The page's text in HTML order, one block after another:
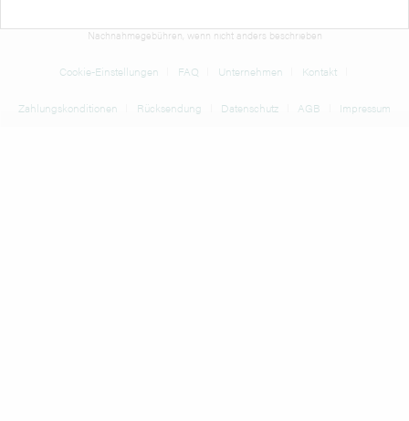
Nachnahmegebühren, wenn nicht anders beschrieben
Cookie-Einstellungen FAQ Unternehmen Kontakt
Zahlungskonditionen Rücksendung Datenschutz AGB Impressum